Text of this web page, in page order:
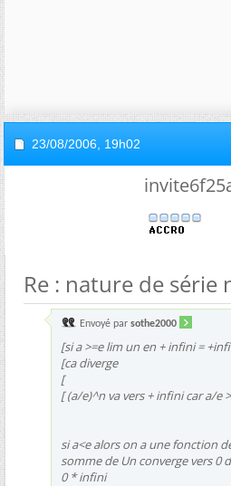
23/08/2006, 19h02
Re : nature de série
Envoyé par sothe2000
[si a >=e lim un en + infini =
[ca diverge
[
[ (a/e)^n va vers + infini car a/e
si a<e alors on a une fonction
somme de Un converge vers
0 * infini